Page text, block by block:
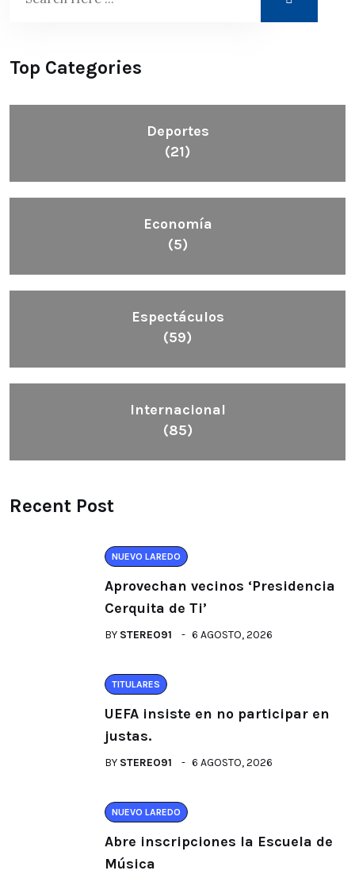
Top Categories
Deportes
(21)
Economía
(5)
Espectáculos
(59)
Internacional
(85)
Recent Post
NUEVO LAREDO
Aprovechan vecinos ‘Presidencia
Cerquita de Ti’
BY STEREO91 6 AGOSTO, 2026
TITULARES
UEFA insiste en no participar en
justas.
BY STEREO91 6 AGOSTO, 2026
NUEVO LAREDO
Abre inscripciones la Escuela de
Música